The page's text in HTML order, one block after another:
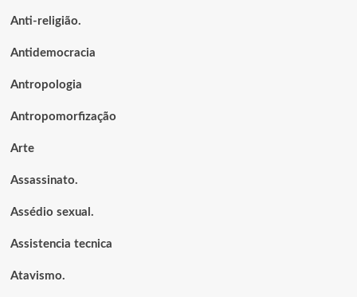
Anti-religião.
Antidemocracia
Antropologia
Antropomorfização
Arte
Assassinato.
Assédio sexual.
Assistencia tecnica
Atavismo.